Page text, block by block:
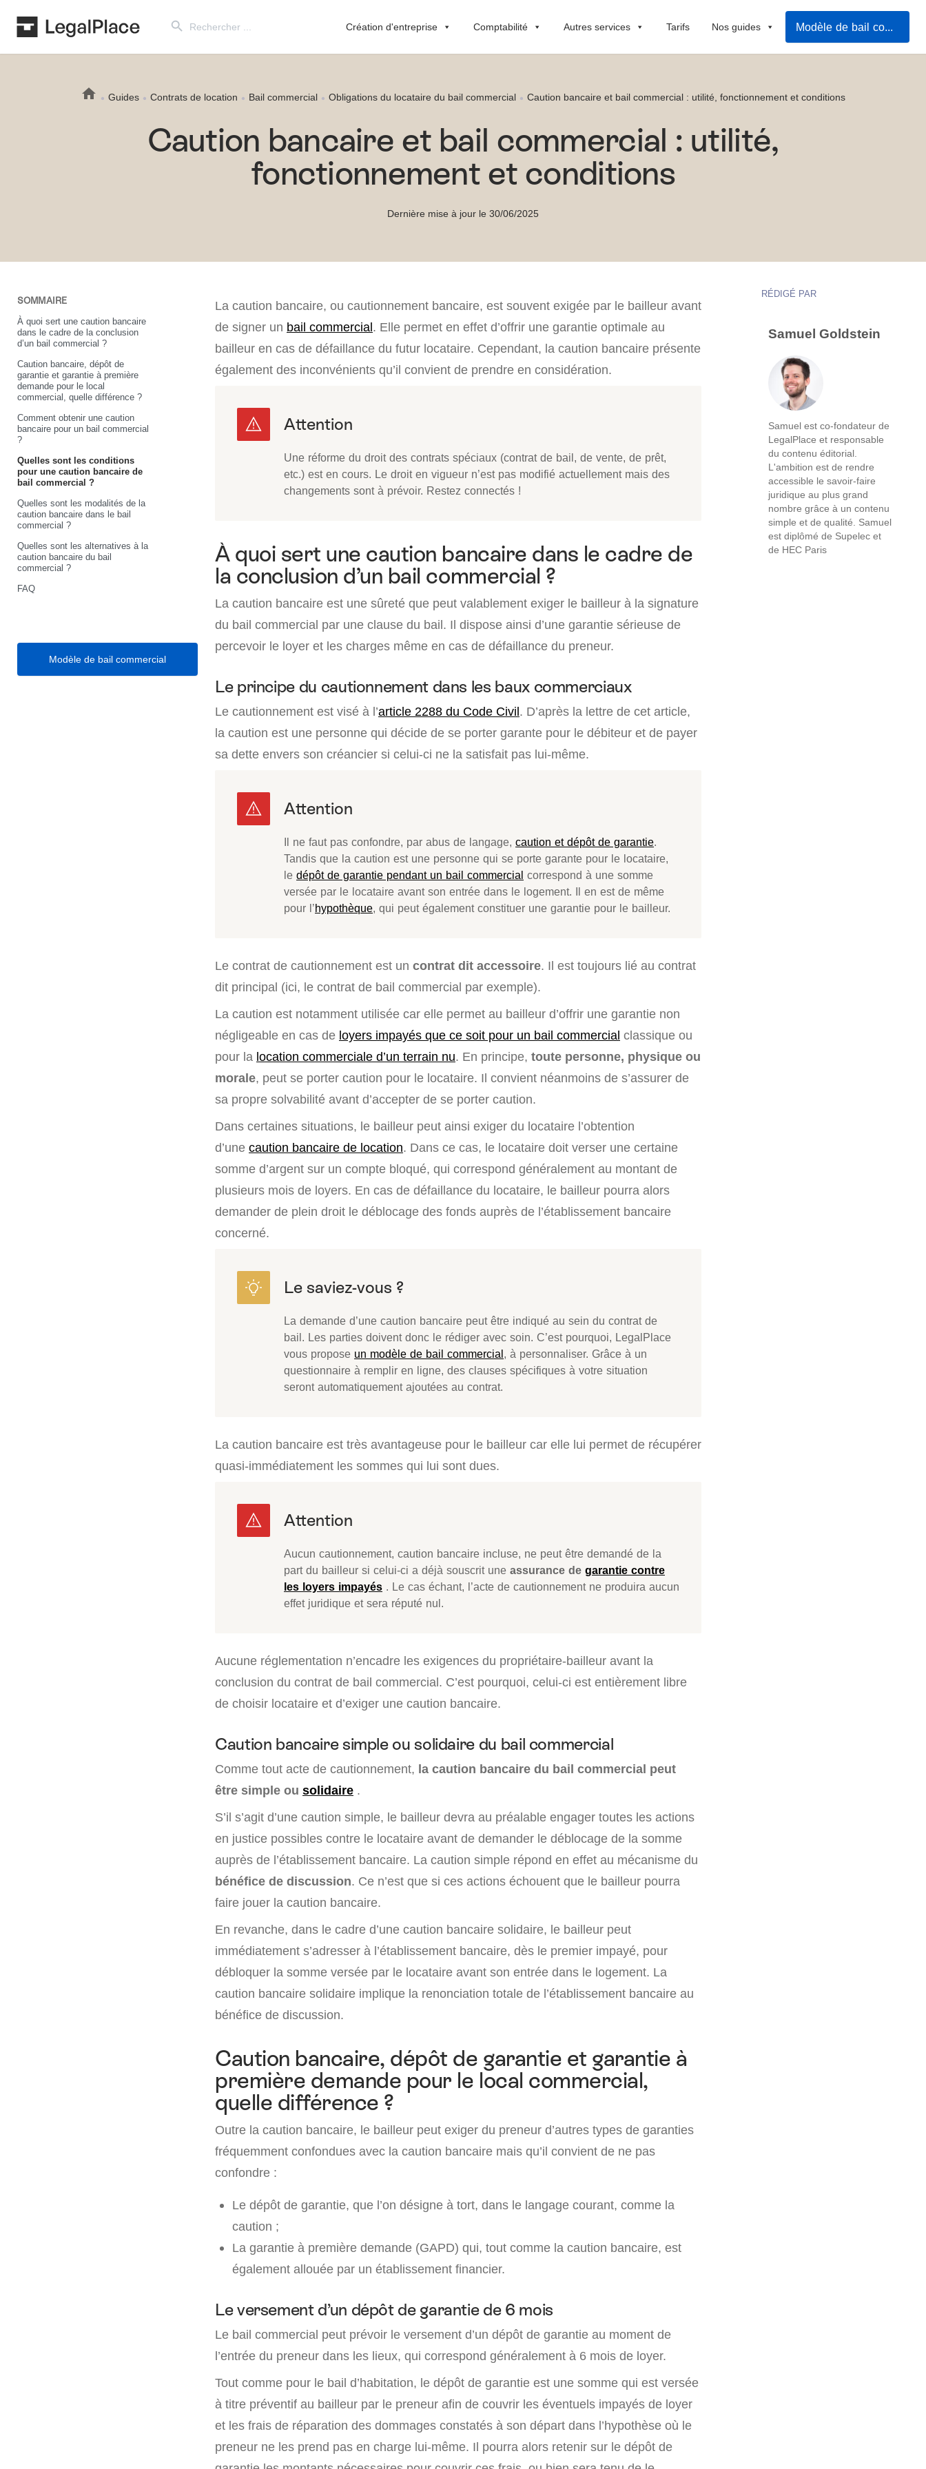
for:
Création d'entreprise Comptabilité Autres services Tarifs Nos guides Modèle de bail commercial
Guides Contrats de location Bail commercial Obligations du locataire du bail commercial Caution bancaire et bail commercial : utilité, fonctionnement et conditions
Caution bancaire et bail commercial : utilité,
fonctionnement et conditions
Dernière mise à jour le 30/06/2025
SOMMAIRE
À quoi sert une caution bancaire
dans le cadre de la conclusion
d’un bail commercial ?
Caution bancaire, dépôt de
garantie et garantie à première
demande pour le local
commercial, quelle différence ?
Comment obtenir une caution
bancaire pour un bail commercial
?
Quelles sont les conditions
pour une caution bancaire de
bail commercial ?
Quelles sont les modalités de la
caution bancaire dans le bail
commercial ?
Quelles sont les alternatives à la
caution bancaire du bail
commercial ?
FAQ
Modèle de bail commercial
La caution bancaire, ou cautionnement bancaire, est souvent exigée par le bailleur avant
de signer un bail commercial. Elle permet en effet d’offrir une garantie optimale au
bailleur en cas de défaillance du futur locataire. Cependant, la caution bancaire présente
également des inconvénients qu’il convient de prendre en considération.
Une réforme du droit des contrats spéciaux (contrat de bail, de vente, de prêt,
etc.) est en cours. Le droit en vigueur n’est pas modifié actuellement mais des
changements sont à prévoir. Restez connectés !
À quoi sert une caution bancaire dans le cadre de
la conclusion d’un bail commercial ?
La caution bancaire est une sûreté que peut valablement exiger le bailleur à la signature
du bail commercial par une clause du bail. Il dispose ainsi d’une garantie sérieuse de
percevoir le loyer et les charges même en cas de défaillance du preneur.
Le principe du cautionnement dans les baux commerciaux
Le cautionnement est visé à l’article 2288 du Code Civil. D’après la lettre de cet article,
la caution est une personne qui décide de se porter garante pour le débiteur et de payer
sa dette envers son créancier si celui-ci ne la satisfait pas lui-même.
Il ne faut pas confondre, par abus de langage, caution et dépôt de garantie.
Tandis que la caution est une personne qui se porte garante pour le locataire,
le dépôt de garantie pendant un bail commercial correspond à une somme
versée par le locataire avant son entrée dans le logement. Il en est de même
pour l’hypothèque, qui peut également constituer une garantie pour le bailleur.
Le contrat de cautionnement est un contrat dit accessoire. Il est toujours lié au contrat
dit principal (ici, le contrat de bail commercial par exemple).
La caution est notamment utilisée car elle permet au bailleur d’offrir une garantie non
négligeable en cas de loyers impayés que ce soit pour un bail commercial classique ou
pour la location commerciale d’un terrain nu. En principe, toute personne, physique ou
morale, peut se porter caution pour le locataire. Il convient néanmoins de s’assurer de
sa propre solvabilité avant d’accepter de se porter caution.
Dans certaines situations, le bailleur peut ainsi exiger du locataire l’obtention
d’une caution bancaire de location. Dans ce cas, le locataire doit verser une certaine
somme d’argent sur un compte bloqué, qui correspond généralement au montant de
plusieurs mois de loyers. En cas de défaillance du locataire, le bailleur pourra alors
demander de plein droit le déblocage des fonds auprès de l’établissement bancaire
concerné.
La demande d’une caution bancaire peut être indiqué au sein du contrat de
bail. Les parties doivent donc le rédiger avec soin. C’est pourquoi, LegalPlace
vous propose un modèle de bail commercial, à personnaliser. Grâce à un
questionnaire à remplir en ligne, des clauses spécifiques à votre situation
seront automatiquement ajoutées au contrat.
La caution bancaire est très avantageuse pour le bailleur car elle lui permet de récupérer
quasi-immédiatement les sommes qui lui sont dues.
Aucun cautionnement, caution bancaire incluse, ne peut être demandé de la
part du bailleur si celui-ci a déjà souscrit une assurance de garantie contre
les loyers impayés . Le cas échant, l’acte de cautionnement ne produira aucun
effet juridique et sera réputé nul.
Aucune réglementation n’encadre les exigences du propriétaire-bailleur avant la
conclusion du contrat de bail commercial. C’est pourquoi, celui-ci est entièrement libre
de choisir locataire et d’exiger une caution bancaire.
Caution bancaire simple ou solidaire du bail commercial
Comme tout acte de cautionnement, la caution bancaire du bail commercial peut
être simple ou solidaire .
S’il s’agit d’une caution simple, le bailleur devra au préalable engager toutes les actions
en justice possibles contre le locataire avant de demander le déblocage de la somme
auprès de l’établissement bancaire. La caution simple répond en effet au mécanisme du
bénéfice de discussion. Ce n’est que si ces actions échouent que le bailleur pourra
faire jouer la caution bancaire.
En revanche, dans le cadre d’une caution bancaire solidaire, le bailleur peut
immédiatement s’adresser à l’établissement bancaire, dès le premier impayé, pour
débloquer la somme versée par le locataire avant son entrée dans le logement. La
caution bancaire solidaire implique la renonciation totale de l’établissement bancaire au
bénéfice de discussion.
Caution bancaire, dépôt de garantie et garantie à
première demande pour le local commercial,
quelle différence ?
Outre la caution bancaire, le bailleur peut exiger du preneur d’autres types de garanties
fréquemment confondues avec la caution bancaire mais qu’il convient de ne pas
confondre :
Le dépôt de garantie, que l’on désigne à tort, dans le langage courant, comme la
caution ;
La garantie à première demande (GAPD) qui, tout comme la caution bancaire, est
également allouée par un établissement financier.
Le versement d’un dépôt de garantie de 6 mois
Le bail commercial peut prévoir le versement d’un dépôt de garantie au moment de
l’entrée du preneur dans les lieux, qui correspond généralement à 6 mois de loyer.
Tout comme pour le bail d’habitation, le dépôt de garantie est une somme qui est versée
à titre préventif au bailleur par le preneur afin de couvrir les éventuels impayés de loyer
et les frais de réparation des dommages constatés à son départ dans l’hypothèse où le
preneur ne les prend pas en charge lui-même. Il pourra alors retenir sur le dépôt de
RÉDIGÉ PAR
Samuel Goldstein
Samuel est co-fondateur de
LegalPlace et responsable
du contenu éditorial.
L'ambition est de rendre
accessible le savoir-faire
juridique au plus grand
nombre grâce à un contenu
simple et de qualité. Samuel
est diplômé de Supelec et
de HEC Paris